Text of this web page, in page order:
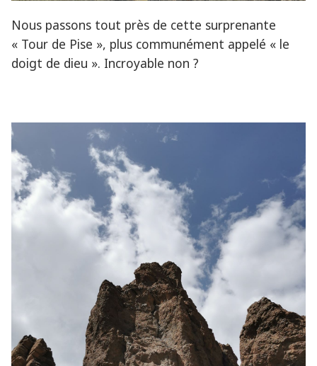
Nous passons tout près de cette surprenante
« Tour de Pise », plus communément appelé « le
doigt de dieu ». Incroyable non ?